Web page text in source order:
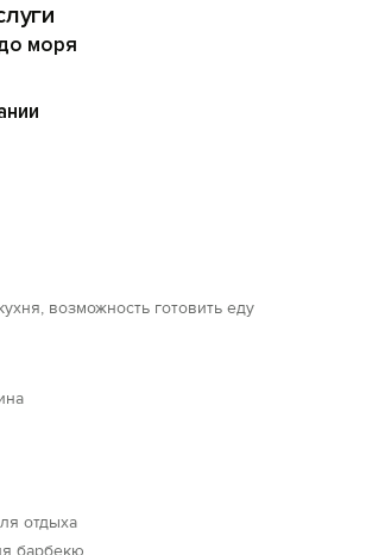
спасательная вышка);
расчетов.
дома расположены на
территории. Вниманию
стандартные
комнаты, а также
кухней, двухкомнатные номера с
для проживания мебели;
моря
возможность готовить еду
отдыха
барбекю